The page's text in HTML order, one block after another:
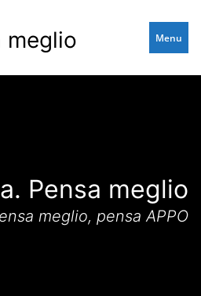
meglio Menu
Pensa meglio
meglio, pensa APPO